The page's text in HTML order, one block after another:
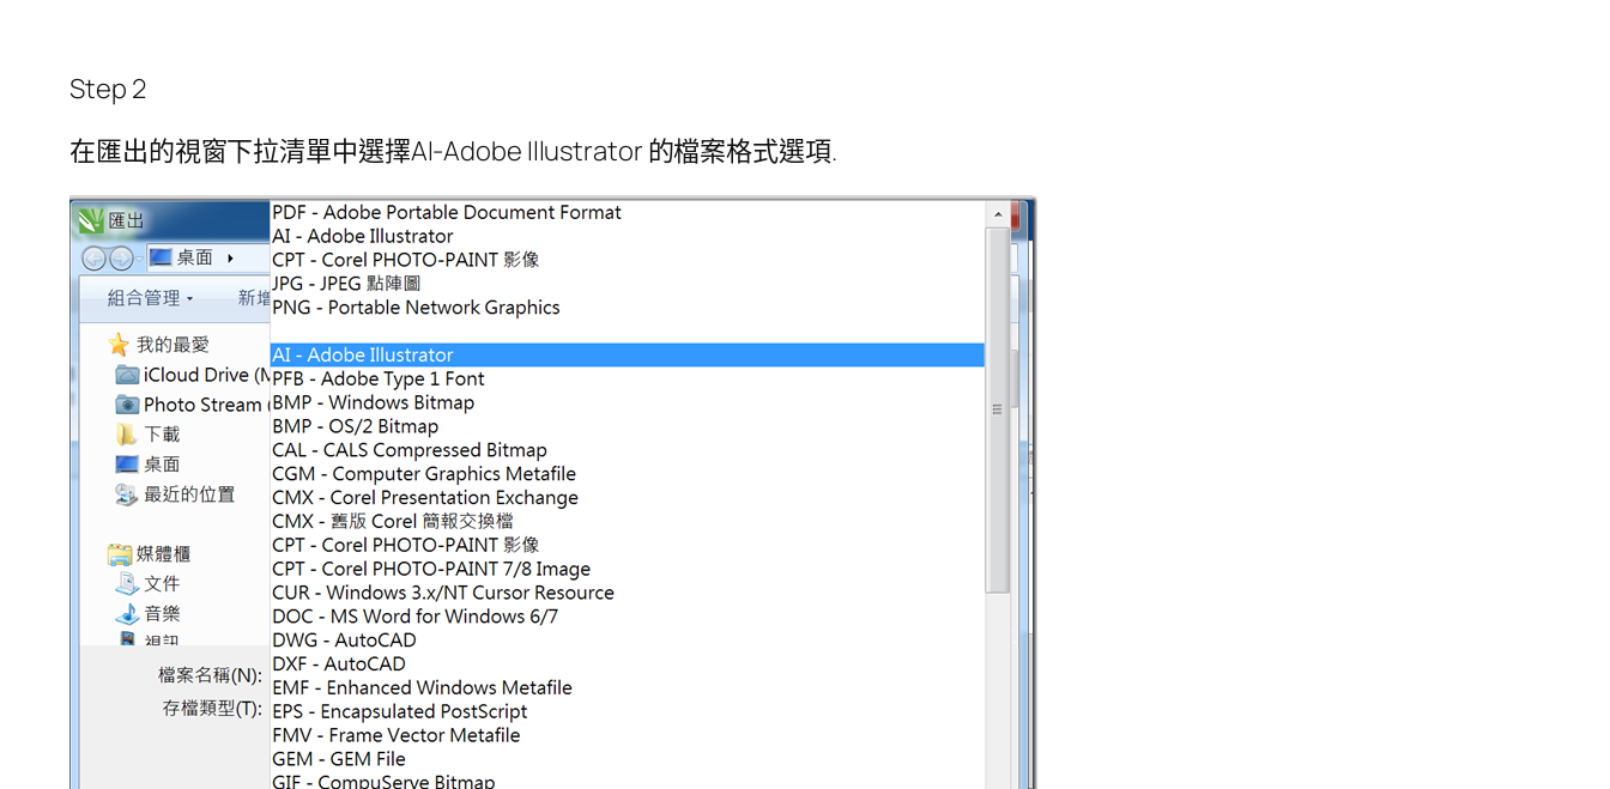
Step 2
在匯出的視窗下拉清單中選擇AI-Adobe Illustrator 的檔案格式選項.